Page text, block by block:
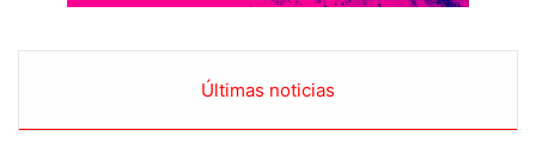
Últimas noticias